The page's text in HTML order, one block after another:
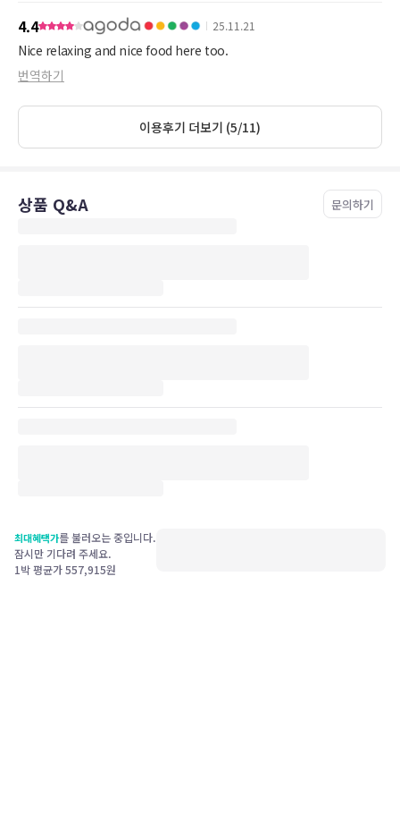
4.4 25.11.21
Nice relaxing and nice food here too.
번역하기
이용후기 더보기 (5/11)
상품 Q&A 문의하기
최대혜택가를 불러오는 중입니다.
잠시만 기다려 주세요.
1박 평균가557,915원